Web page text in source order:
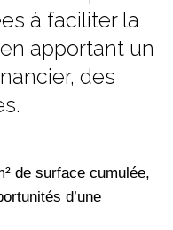
à faciliter la
apportant un
des
de surface cumulée,
d’une